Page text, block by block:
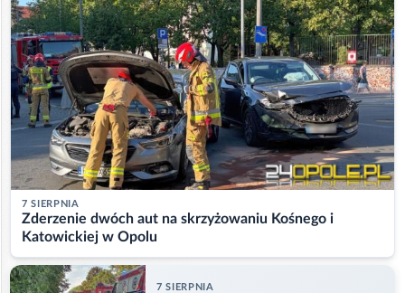
7 SIERPNIA
Zderzenie dwóch aut na skrzyżowaniu Kośnego i
Katowickiej w Opolu
7 SIERPNIA